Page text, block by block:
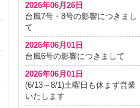
2026年06月26日
台風7号・8号の影響につきまし
て
2026年06月01日
台風6号の影響につきまして
2026年06月01日
(6/13～8/1)土曜日も休まず営業
いたします